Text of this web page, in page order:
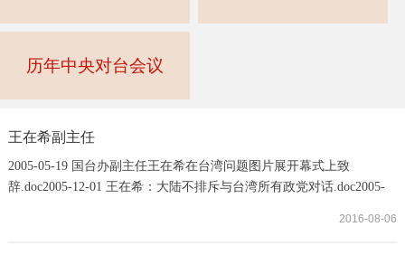
历年中央对台会议
王在希副主任
2005-05-19 国台办副主任王在希在台湾问题图片展开幕式上致
辞.doc2005-12-01 王在希：大陆不排斥与台湾所有政党对话.doc2005-
2016-08-06